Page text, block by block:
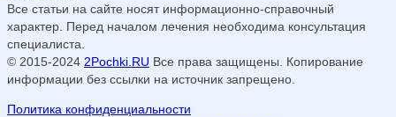
Все статьи на сайте носят информационно-справочный
характер. Перед началом лечения необходима консультация
специалиста.
© 2015-2024 2Pochki.RU Все права защищены. Копирование
информации без ссылки на источник запрещено.
Политика конфиденциальности